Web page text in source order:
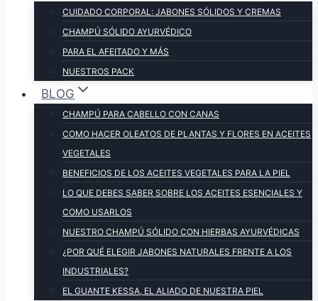
CUIDADO CORPORAL: JABONES SÓLIDOS Y CREMAS
CHAMPÚ SÓLIDO AYURVÉDICO
PARA EL AFEITADO Y MÁS
NUESTROS PACK
BLOG
CHAMPÚ PARA CABELLO CON CANAS
COMO HACER OLEATOS DE PLANTAS Y FLORES EN ACEITES
VEGETALES
BENEFICIOS DE LOS ACEITES VEGETALES PARA LA PIEL
LO QUE DEBES SABER SOBRE LOS ACEITES ESENCIALES Y
COMO USARLOS
NUESTRO CHAMPÚ SÓLIDO CON HIERBAS AYURVÉDICAS
¿POR QUÉ ELEGIR JABONES NATURALES FRENTE A LOS
INDUSTRIALES?
EL GUANTE KESSA, EL ALIADO DE NUESTRA PIEL